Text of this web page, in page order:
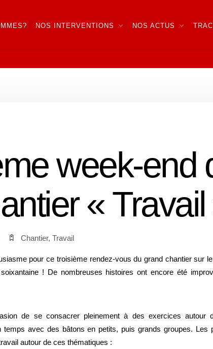
NOS INTERVENTIONS NOS ACTUS
week-end
«
Chantier,Travail
pour ce troisième rendez-vous du grand chantier sur
! De nombreuses histoires ont encore été
de se consacrer pleinement à des exercices autour
temps avec des bâtons en petits, puis grands groupes. Les
autour de ces thématiques :